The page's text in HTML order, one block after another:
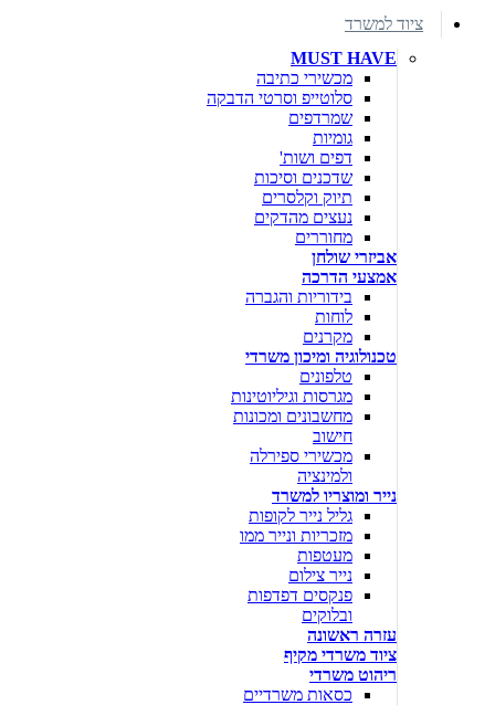
ציוד למשרד
MUST HAVE
מכשירי כתיבה
סלוטייפ וסרטי הדבקה
שמרדפים
גומיות
דפים ושות'
שדכנים וסיכות
תיוק וקלסרים
נעצים מהדקים
מחוררים
אביזרי שולחן
אמצעי הדרכה
בידוריות והגברה
לוחות
מקרנים
טכנולוגיה ומיכון משרדי
טלפונים
מגרסות וגיליוטינות
מחשבונים ומכונות
חישוב
מכשירי ספירלה
ולמינציה
נייר ומוצריו למשרד
גליל נייר לקופות
מזכריות ונייר ממו
מעטפות
נייר צילום
פנקסים דפדפות
ובלוקים
עזרה ראשונה
ציוד משרדי מקיף
ריהוט משרדי
כסאות משרדיים